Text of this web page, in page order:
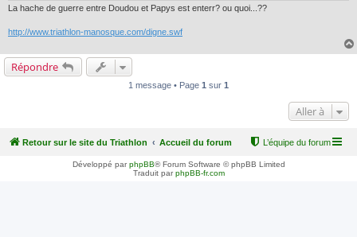
La hache de guerre entre Doudou et Papys est enterr? ou quoi...??
http://www.triathlon-manosque.com/digne.swf
Répondre
1 message • Page 1 sur 1
Aller à
Retour sur le site du Triathlon Accueil du forum L’équipe du forum
Développé parphpBB® Forum Software © phpBB Limited
Traduit parphpBB-fr.com